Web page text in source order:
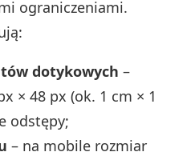
ograniczeniami.
dotykowych –
× 48 px (ok. 1 cm × 1
odstępy;
– na mobile rozmiar